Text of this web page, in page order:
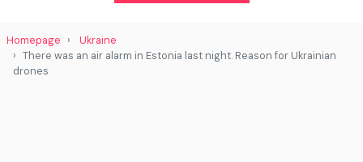
Homepage
Ukraine
There was an air alarm in Estonia last night. Reason for Ukrainian
drones